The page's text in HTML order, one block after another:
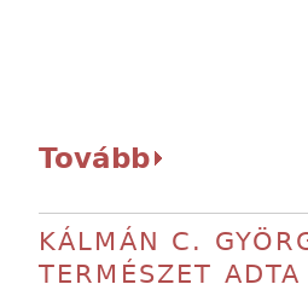
Tovább
KÁLMÁN C.
TERMÉSZET ADTA